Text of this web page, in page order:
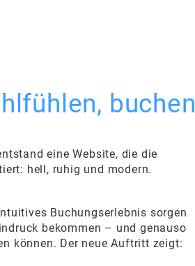
buchen
eine Website, die die
hell, ruhig und modern.
Buchungserlebnis sorgen
bekommen – und genauso
können. Der neue Auftritt zeigt: